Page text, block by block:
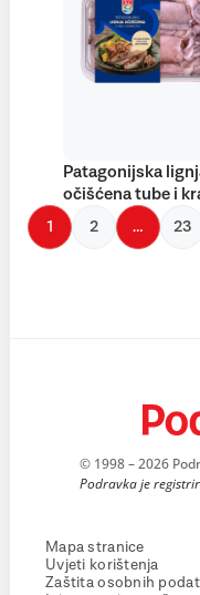
Patagonijska
očišćena tube i
1 2 … 23
© 1998 – 2026
Podravka je
Mapa stranice
Uvjeti korištenja
Zaštita osobnih